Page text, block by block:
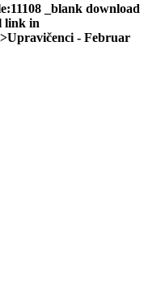
_blank download
link in
- Februar